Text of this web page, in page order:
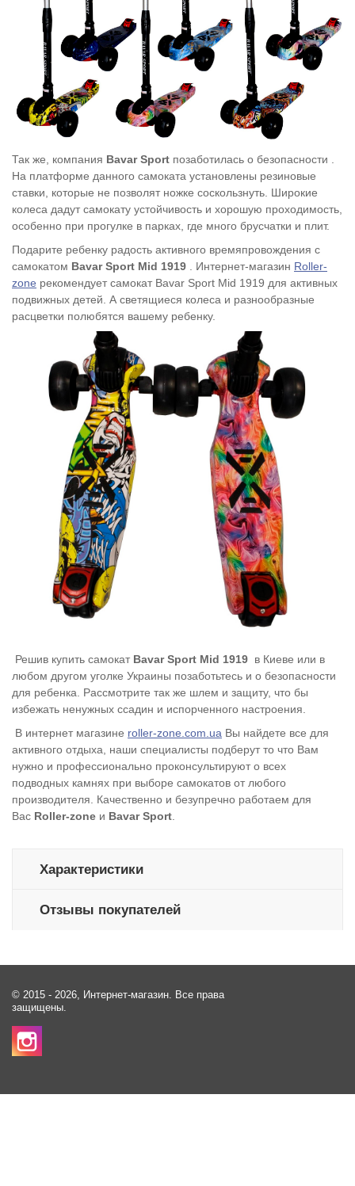
Так же, компания Bavar Sport позаботилась о безопасности .
На платформе данного самоката установлены резиновые
ставки, которые не позволят ножке соскользнуть. Широкие
колеса дадут самокату устойчивость и хорошую проходимость,
особенно при прогулке в парках, где много брусчатки и плит.
Подарите ребенку радость активного времяпровождения с
самокатом Bavar Sport Mid 1919 Интернет-магазин Roller-
zone рекомендует самокат Bavar Sport Mid 1919 для активных
подвижных детей. А светящиеся колеса и разнообразные
расцветки полюбятся вашему ребенку.
Решив купить самокат Bavar Sport Mid 1919 в Киеве или в
любом другом уголке Украины позаботьтесь и о безопасности
для ребенка. Рассмотрите так же шлем и защиту, что бы
избежать ненужных ссадин и испорченного настроения.
В интернет магазине roller-zone.com.ua Вы найдете все для
активного отдыха, наши специалисты подберут то что Вам
нужно и профессионально проконсультируют о всех
подводных камнях при выборе самокатов от любого
производителя. Качественно и безупречно работаем для
Вас Roller-zone и Bavar Sport
Характеристики
Отзывы покупателей
© 2015 - 2026, Интернет-магазин. Все права
защищены.